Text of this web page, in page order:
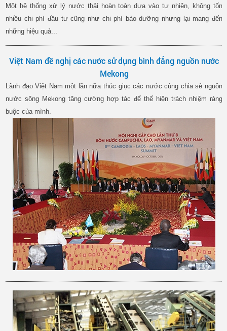
Một hệ thống xử lý nước thải hoàn toàn dựa vào tự nhiên, không tốn
nhiều chi phí đầu tư cũng như chi phí bảo dưỡng nhưng lại mang đến
những hiệu quả...
Việt Nam đề nghị các nước sử dụng bình đẳng nguồn nước
Mekong
Lãnh đạo Việt Nam một lần nữa thúc giục các nước cùng chia sẻ nguồn
nước sông Mekong tăng cường hợp tác để thể hiện trách nhiệm ràng
buộc của mình.